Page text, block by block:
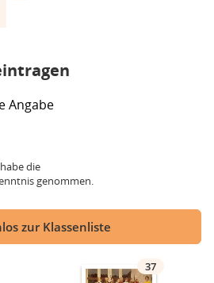
Angabe
die
genommen.
zur Klassenliste
37